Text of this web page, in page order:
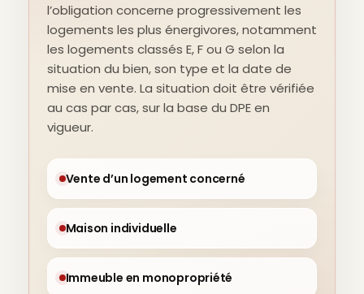
l’obligation concerne progressivement les
logements les plus énergivores, notamment
les logements classés E, F ou G selon la
situation du bien, son type et la date de
mise en vente. La situation doit être vérifiée
au cas par cas, sur la base du DPE en
vigueur.
Vente d’un logement concerné
Maison individuelle
Immeuble en monopropriété